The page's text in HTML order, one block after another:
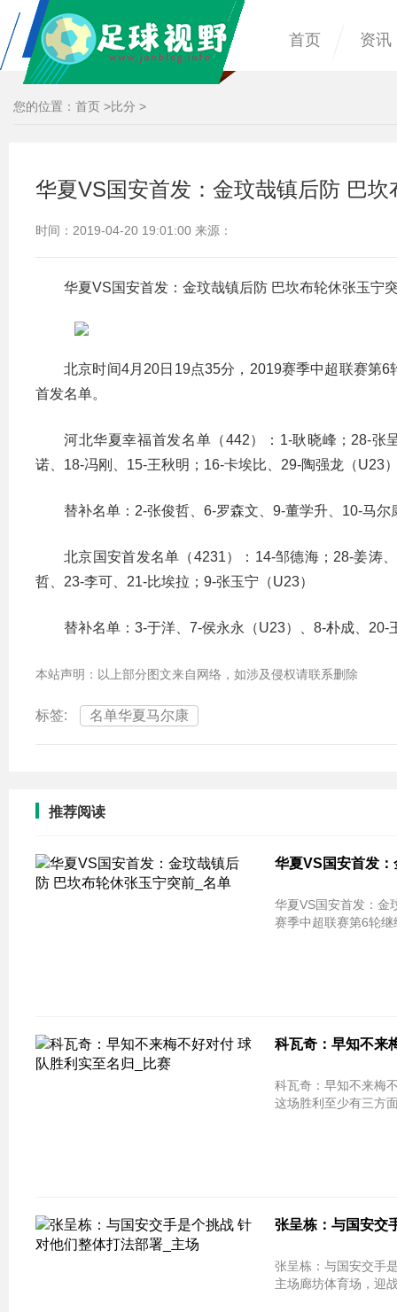
首页 资讯
您的位置： 首页 >比分 >
华夏VS国安首发：金玟哉镇后防 巴
时间：2019-04-20 19:01:00 来源：
华夏VS国安首发：金玟哉镇后防 巴坎布轮休张玉宁
北京时间4月20日19点35分，2019赛季中超联赛第
首发名单。
河北华夏幸福首发名单（442）：1-耿晓峰；28-张
诺、18-冯刚、15-王秋明；16-卡埃比、29-陶强龙（U23
替补名单：2-张俊哲、6-罗森文、9-董学升、10-马
北京国安首发名单（4231）：14-邹德海；28-姜涛
哲、23-李可、21-比埃拉；9-张玉宁（U23）
替补名单：3-于洋、7-侯永永（U23）、8-朴成、
本站声明：以上部分图文来自网络，如涉及侵权请联系删除
标签: 名单华夏马尔康
推荐阅读
华夏VS国安首发
华夏VS国安首发：金玟哉镇后防
赛季中超联赛第6轮
科瓦奇：早知不来
科瓦奇：早知不来梅不好对付 球队胜
这场胜利至少有三方
张呈栋：与国安交
张呈栋：与国安交手是个挑战 针
主场廊坊体育场，迎